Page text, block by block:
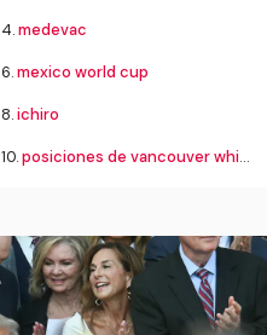
4.medevac
6.mexico world cup
8.ichiro
10.posiciones de vancouver whitecaps contra fútbol club juárez